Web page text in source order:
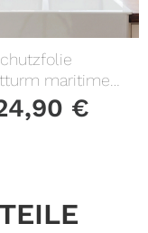
maritime
Fensterdeko
€